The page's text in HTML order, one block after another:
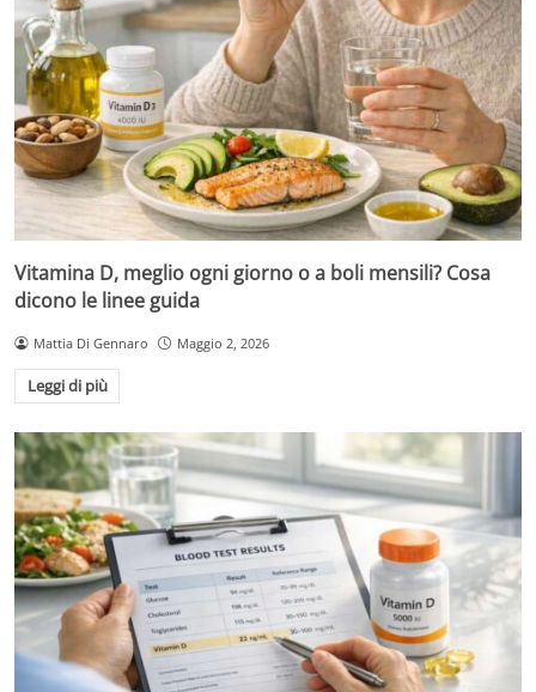
Vitamina D, meglio ogni giorno o a boli mensili? Cosa
dicono le linee guida
Mattia Di Gennaro Maggio 2, 2026
Leggi di più